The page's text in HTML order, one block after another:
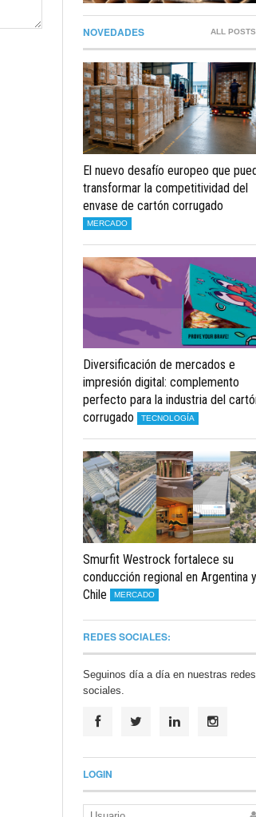
NOVEDADES ALL POSTS
El nuevo desafío europeo que
transformar la competitividad del
envase de cartón corrugado
MERCADO
Diversificación de mercados e
impresión digital: complemento
perfecto para la industria del
corrugado
TECNOLOGÍA
Smurfit Westrock fortalece su
conducción regional en Argentina y
Chile
MERCADO
REDES SOCIALES:
Seguinos día a día en nuestras redes
sociales.
LOGIN